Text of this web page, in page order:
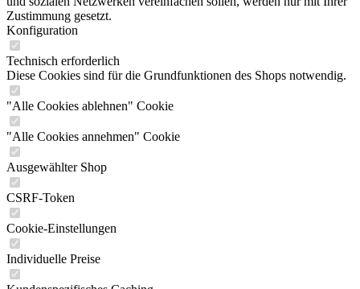
Zustimmung gesetzt.
Konfiguration
Technisch erforderlich
Diese Cookies sind für die Grundfunktionen des Shops notwendig.
"Alle Cookies ablehnen" Cookie
"Alle Cookies annehmen" Cookie
Ausgewählter Shop
CSRF-Token
Cookie-Einstellungen
Individuelle Preise